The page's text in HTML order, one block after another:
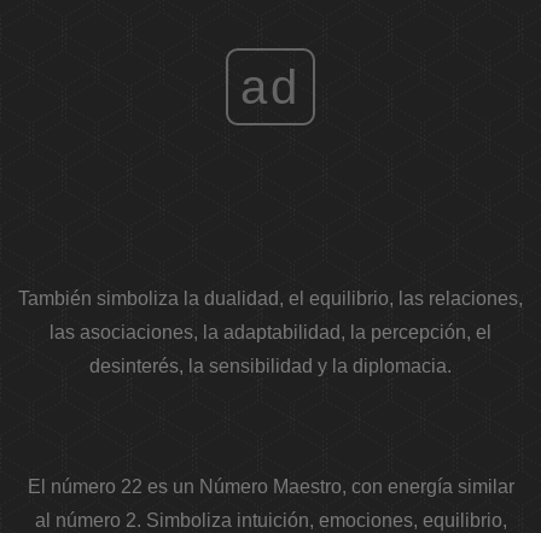
ad
También simboliza la dualidad, el equilibrio, las relaciones,
las asociaciones, la adaptabilidad, la percepción, el
desinterés, la sensibilidad y la diplomacia.
El número 22 es un Número Maestro, con energía similar
al número 2. Simboliza intuición, emociones, equilibrio,